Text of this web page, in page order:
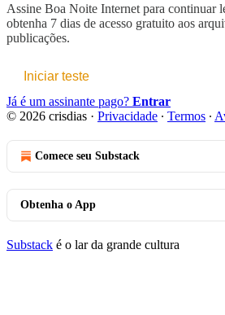
Assine Boa Noite Internet para continuar
obtenha 7 dias de acesso gratuito aos
publicações.
Iniciar teste
Já é um assinante pago? Entrar
© 2026 crisdias · Privacidade ∙ Termos ∙
Comece seu Substack
Obtenha o App
Substack é o lar da grande cultura